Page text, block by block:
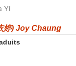
Yi
婷) Joy Chaung